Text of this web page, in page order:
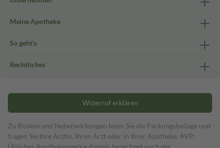
Meine Apotheke
So geht's
Rechtliches
Widerruf erklären
Zu Risiken und Nebenwirkungen lesen Sie die Packungsbeilage und
fragen Sie Ihre Ärztin, Ihren Arzt oder in Ihrer Apotheke. AVP:
Üblicher Apothekenverkaufspreis berechnet nach der